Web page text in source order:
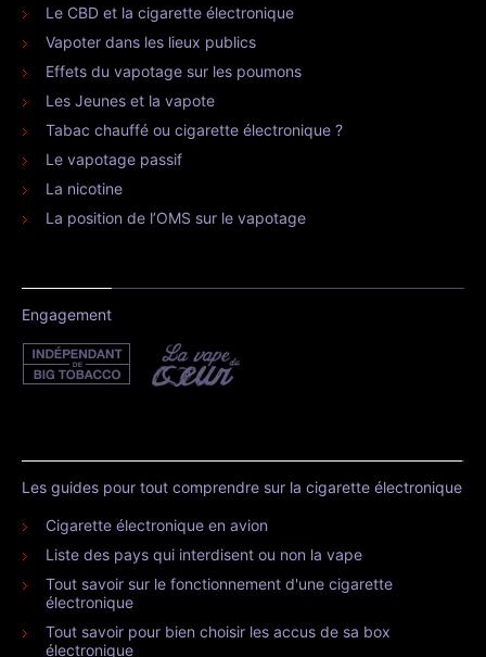
Le CBD et la cigarette électronique
Vapoter dans les lieux publics
Effets du vapotage sur les poumons
Les Jeunes et la vapote
Tabac chauffé ou cigarette électronique ?
Le vapotage passif
La nicotine
La position de l’OMS sur le vapotage
Engagement
Les guides pour tout comprendre sur la cigarette électronique
Cigarette électronique en avion
Liste des pays qui interdisent ou non la vape
Tout savoir sur le fonctionnement d'une cigarette
électronique
Tout savoir pour bien choisir les accus de sa box
électronique